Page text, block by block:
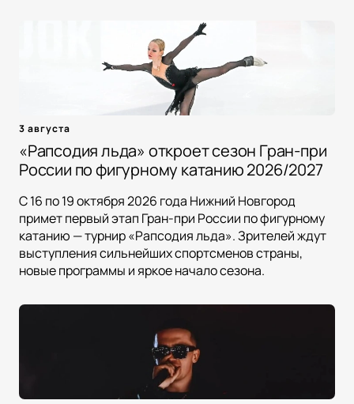
3 августа
«Рапсодия льда» откроет сезон Гран-при
России по фигурному катанию 2026/2027
С 16 по 19 октября 2026 года Нижний Новгород
примет первый этап Гран-при России по фигурному
катанию — турнир «Рапсодия льда». Зрителей ждут
выступления сильнейших спортсменов страны,
новые программы и яркое начало сезона.